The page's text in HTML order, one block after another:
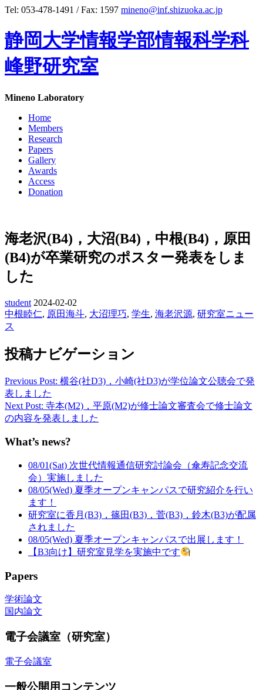
Tel: 053-478-1491 / Fax: 1597 mineno@inf.shizuoka.ac.jp
静岡大学情報学部情報科学科
峰野研究室
Mineno Laboratory
Home
Members
Research
Papers
Gallery
Awards
Access
Donation
海老沢(B4)，大沼(B4)，中根(B4)，原田
(B4)が卒業研究のポスター発表をしま
した
student 2024-02-02
中根睦仁, 原田海斗, 大沼理巧, 学生, 海老沢源, 研究室ニュー
ス
投稿ナビゲーション
Previous Post: 横谷(社D3)，小崎(社D3)が学位論文公聴会で発
表しました
Next Post: 寺本(M2)，平原(M2)が修士論文審査会で修士論文
の内容を発表しました
What’s news?
08/01(Sat) 次世代情報通信研究討論会（傘寿記念交流
会）実施しました
08/05(Wed) 夏季オープンキャンパスで研究紹介を行い
ます！
研究室に香月(B3)，篠田(B3)，菅(B3)，鈴木(B3)が配属
されました
08/05(Wed) 夏季オープンキャンパスで出展します！
【B3向け】研究室見学を実施中です
Papers
学術論文
国内論文
電子会議室（研究室）
電子会議室
一般公開用コンテンツ